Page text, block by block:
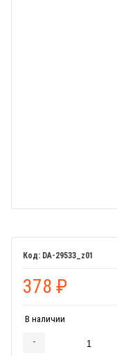
DA-29533_z01
378 ₽
В наличии
-